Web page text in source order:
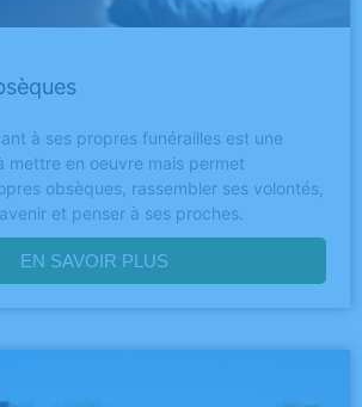
à ses propres funérailles est une
mettre en oeuvre mais permet
obsèques, rassembler ses volontés,
et penser à ses proches.
EN SAVOIR PLUS